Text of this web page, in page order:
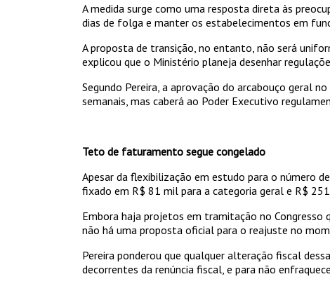
A medida surge como uma resposta direta às
dias de folga e manter os estabelecimentos em
A proposta de transição, no entanto, não será
explicou que o Ministério planeja desenhar
Segundo Pereira, a aprovação do arcabouço geral
semanais, mas caberá ao Poder Executivo
Teto de faturamento segue congelado
Apesar da flexibilização em estudo para o número
fixado em R$ 81 mil para a categoria geral e R$
Embora haja projetos em tramitação no
não há uma proposta oficial para o reajuste no
Pereira ponderou que qualquer alteração fiscal
decorrentes da renúncia fiscal, e para não